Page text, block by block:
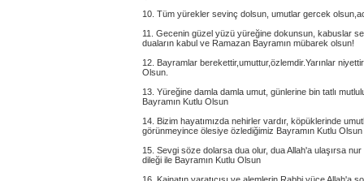
10. Tüm yürekler sevinç dolsun, umutlar gercek
11. Gecenin güzel yüzü yüreğine dokunsun, kabuslar
duaların kabul ve Ramazan Bayramın mübarek olsun!
12. Bayramlar berekettir,umuttur,özlemdir.Yarınlar
Olsun.
13. Yüreğine damla damla umut, günlerine bin tatlı
Bayramın Kutlu Olsun
14. Bizim hayatımızda nehirler vardır, köpüklerinde
görünmeyince ölesiye özlediğimiz Bayramın Kutlu Olsun
15. Sevgi söze dolarsa dua olur, dua Allah'a ulaşırsa
dileği ile Bayramın Kutlu Olsun